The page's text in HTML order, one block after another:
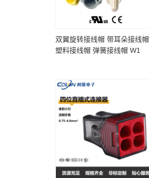
双翼旋转接线帽 带耳朵接线帽
塑料接线帽 弹簧接线帽 W1